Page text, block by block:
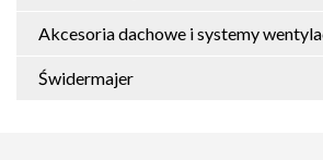
Akcesoria dachowe i systemy
Świdermajer